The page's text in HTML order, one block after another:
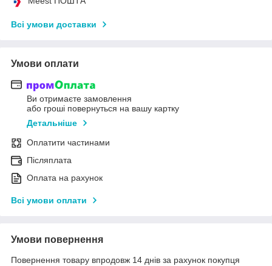
Всі умови доставки
Умови оплати
Ви отримаєте замовлення
або гроші повернуться на вашу картку
Детальніше
Оплатити частинами
Післяплата
Оплата на рахунок
Всі умови оплати
Умови повернення
Повернення товару впродовж 14 днів за рахунок покупця